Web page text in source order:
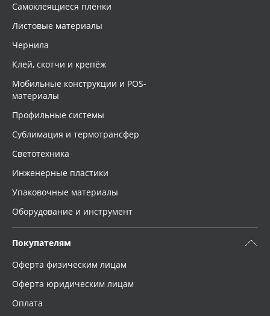
Самоклеящиеся плёнки
Листовые материалы
Чернила
Клей, скотчи и крепёж
Мобильные конструкции и POS-
материалы
Профильные системы
Сублимация и термотрансфер
Светотехника
Инженерные пластики
Упаковочные материалы
Оборудование и инструмент
Покупателям
Оферта физическим лицам
Оферта юридическим лицам
Оплата